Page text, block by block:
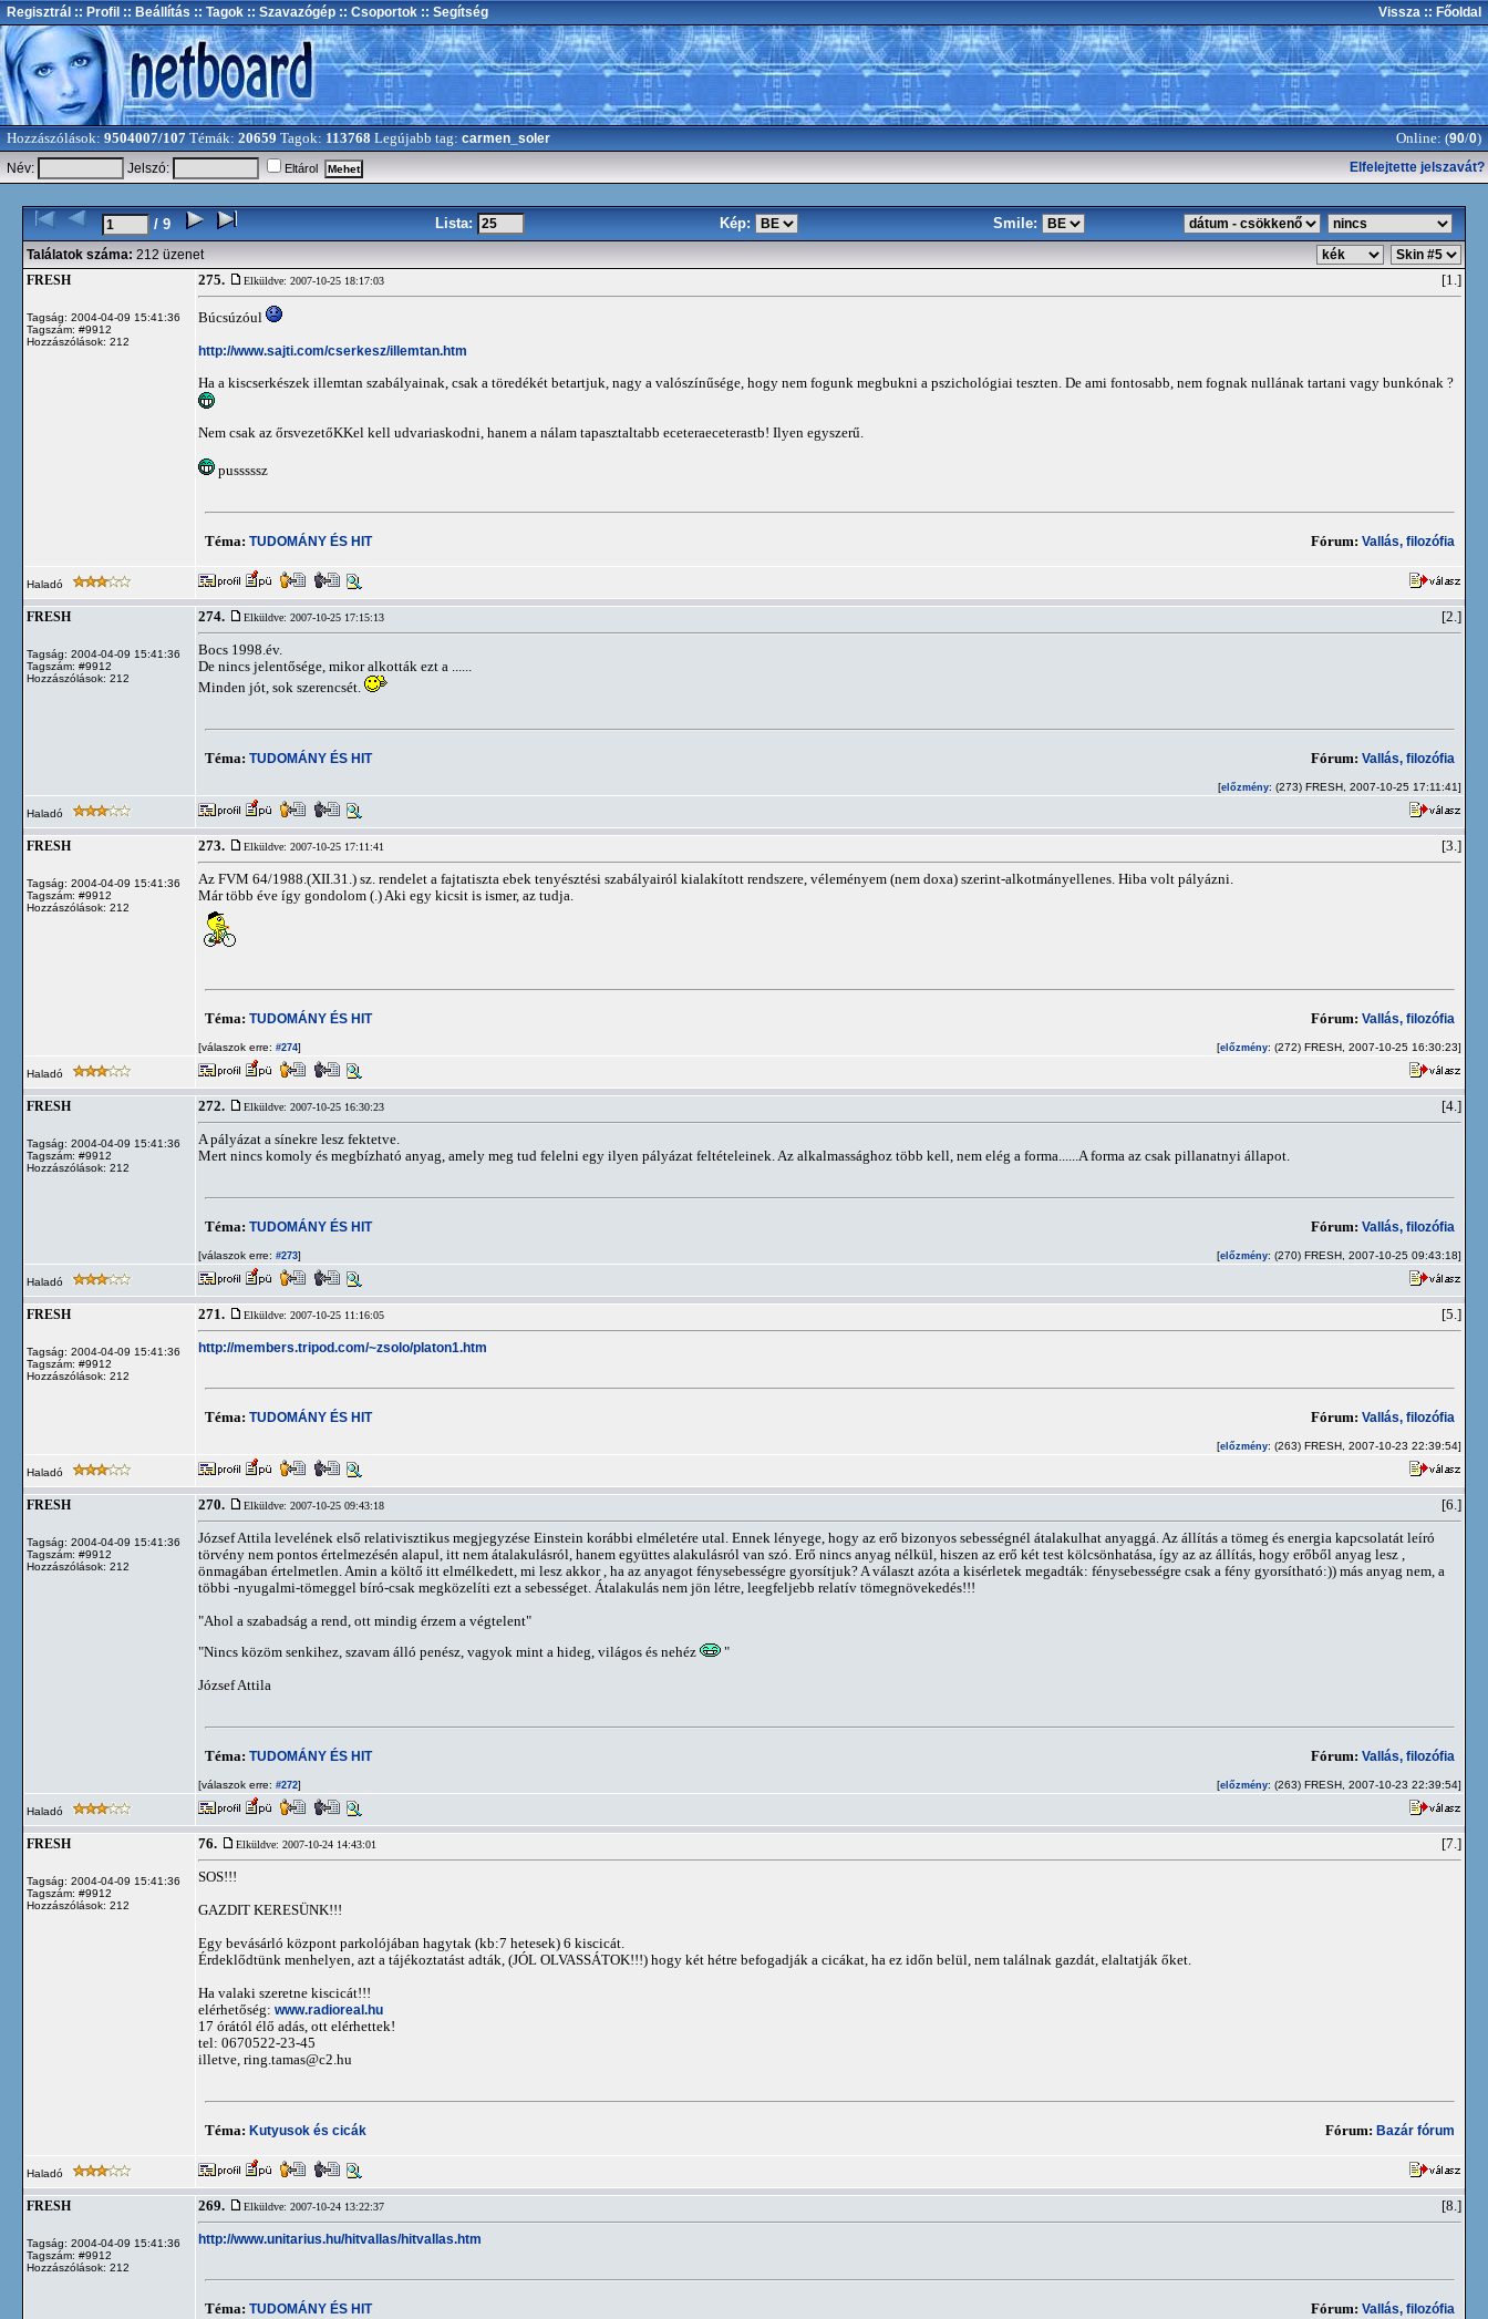
Regisztrál :: Profil :: Beállítás :: Tagok :: Szavazógép :: Csoportok :: Segítség Vissza :: Főoldal
Hozzászólások: 9504007/107 Témák: 20659 Tagok: 113768 Legújabb tag: carmen_soler Online: (90/0)
Név: Jelszó: Eltárol Elfelejtette jelszavát?
/ 9 Lista: Kép: Smile:
Találatok száma: 212 üzenet
FRESH
Tagság: 2004-04-09 15:41:36
Tagszám: #9912
Hozzászólások: 212
275. Elküldve: 2007-10-25 18:17:03 [1.]
Búcsúzóul
http://www.sajti.com/cserkesz/illemtan.htm
Ha a kiscserkészek illemtan szabályainak, csak a töredékét betartjuk, nagy a valószínűsége, hogy nem fogunk megbukni a pszichológiai teszten. De ami fontosabb, nem fognak nullának tartani vagy bunkónak ?
Nem csak az őrsvezetőKKel kell udvariaskodni, hanem a nálam tapasztaltabb eceteraeceterastb! Ilyen egyszerű.
pusssssz
Téma: TUDOMÁNY ÉS HIT Fórum: Vallás, filozófia
Haladó
FRESH
Tagság: 2004-04-09 15:41:36
Tagszám: #9912
Hozzászólások: 212
274. Elküldve: 2007-10-25 17:15:13 [2.]
Bocs 1998.év.
De nincs jelentősége, mikor alkották ezt a ......
Minden jót, sok szerencsét.
Téma: TUDOMÁNY ÉS HIT Fórum: Vallás, filozófia
[előzmény: (273) FRESH, 2007-10-25 17:11:41]
Haladó
FRESH
Tagság: 2004-04-09 15:41:36
Tagszám: #9912
Hozzászólások: 212
273. Elküldve: 2007-10-25 17:11:41 [3.]
Az FVM 64/1988.(XII.31.) sz. rendelet a fajtatiszta ebek tenyésztési szabályairól kialakított rendszere, véleményem (nem doxa) szerint-alkotmányellenes. Hiba volt pályázni.
Már több éve így gondolom (.) Aki egy kicsit is ismer, az tudja.
Téma: TUDOMÁNY ÉS HIT Fórum: Vallás, filozófia
[válaszok erre: #274] [előzmény: (272) FRESH, 2007-10-25 16:30:23]
Haladó
FRESH
Tagság: 2004-04-09 15:41:36
Tagszám: #9912
Hozzászólások: 212
272. Elküldve: 2007-10-25 16:30:23 [4.]
A pályázat a sínekre lesz fektetve.
Mert nincs komoly és megbízható anyag, amely meg tud felelni egy ilyen pályázat feltételeinek. Az alkalmassághoz több kell, nem elég a forma......A forma az csak pillanatnyi állapot.
Téma: TUDOMÁNY ÉS HIT Fórum: Vallás, filozófia
[válaszok erre: #273] [előzmény: (270) FRESH, 2007-10-25 09:43:18]
Haladó
FRESH
Tagság: 2004-04-09 15:41:36
Tagszám: #9912
Hozzászólások: 212
271. Elküldve: 2007-10-25 11:16:05 [5.]
http://members.tripod.com/~zsolo/platon1.htm
Téma: TUDOMÁNY ÉS HIT Fórum: Vallás, filozófia
[előzmény: (263) FRESH, 2007-10-23 22:39:54]
Haladó
FRESH
Tagság: 2004-04-09 15:41:36
Tagszám: #9912
Hozzászólások: 212
270. Elküldve: 2007-10-25 09:43:18 [6.]
József Attila levelének első relativisztikus megjegyzése Einstein korábbi elméletére utal. Ennek lényege, hogy az erő bizonyos sebességnél átalakulhat anyaggá. Az állítás a tömeg és energia kapcsolatát leíró
törvény nem pontos értelmezésén alapul, itt nem átalakulásról, hanem együttes alakulásról van szó. Erő nincs anyag nélkül, hiszen az erő két test kölcsönhatása, így az az állítás, hogy erőből anyag lesz ,
önmagában értelmetlen. Amin a költő itt elmélkedett, mi lesz akkor , ha az anyagot fénysebességre gyorsítjuk? A választ azóta a kisérletek megadták: fénysebességre csak a fény gyorsítható:)) más anyag nem, a
többi -nyugalmi-tömeggel bíró-csak megközelíti ezt a sebességet. Átalakulás nem jön létre, leegfeljebb relatív tömegnövekedés!!!
"Ahol a szabadság a rend, ott mindig érzem a végtelent"
"Nincs közöm senkihez, szavam álló penész, vagyok mint a hideg, világos és nehéz
"
József Attila
Téma: TUDOMÁNY ÉS HIT Fórum: Vallás, filozófia
[válaszok erre: #272] [előzmény: (263) FRESH, 2007-10-23 22:39:54]
Haladó
FRESH
Tagság: 2004-04-09 15:41:36
Tagszám: #9912
Hozzászólások: 212
76. Elküldve: 2007-10-24 14:43:01 [7.]
SOS!!!
GAZDIT KERESÜNK!!!
Egy bevásárló központ parkolójában hagytak (kb:7 hetesek) 6 kiscicát.
Érdeklődtünk menhelyen, azt a tájékoztatást adták, (JÓL OLVASSÁTOK!!!) hogy két hétre befogadják a cicákat, ha ez időn belül, nem találnak gazdát, elaltatják őket.
Ha valaki szeretne kiscicát!!!
elérhetőség: www.radioreal.hu
17 órától élő adás, ott elérhettek!
tel: 0670522-23-45
illetve, ring.tamas@c2.hu
Téma: Kutyusok és cicák Fórum: Bazár fórum
Haladó
FRESH
Tagság: 2004-04-09 15:41:36
Tagszám: #9912
Hozzászólások: 212
269. Elküldve: 2007-10-24 13:22:37 [8.]
http://www.unitarius.hu/hitvallas/hitvallas.htm
Téma: TUDOMÁNY ÉS HIT Fórum: Vallás, filozófia